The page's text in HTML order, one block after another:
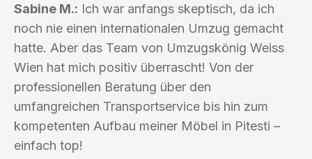
Sabine M.: Ich war anfangs skeptisch, da ich
noch nie einen internationalen Umzug gemacht
hatte. Aber das Team von Umzugskönig Weiss
Wien hat mich positiv überrascht! Von der
professionellen Beratung über den
umfangreichen Transportservice bis hin zum
kompetenten Aufbau meiner Möbel in Pitesti –
einfach top!